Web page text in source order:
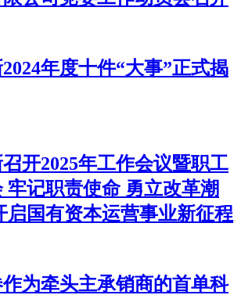
年度十件“大事”正式揭
开2025年工作会议暨职工
牢记职责使命 勇立改革潮
启国有资本运营事业新征程
作为牵头主承销商的首单科